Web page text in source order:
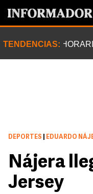
TENDENCIAS:
DEPORTES EDUARDO
Nájera
Jersey